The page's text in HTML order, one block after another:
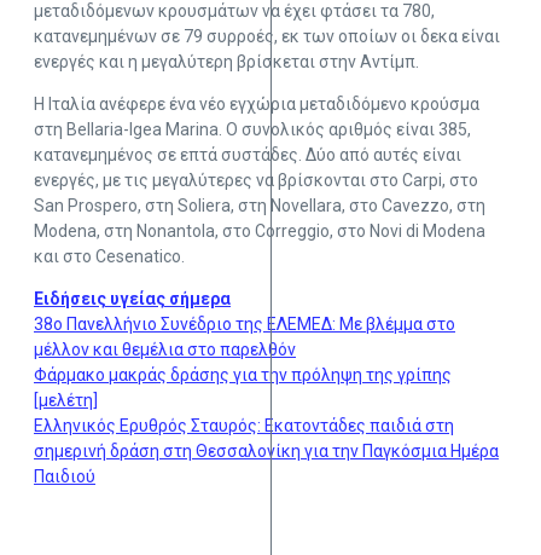
μεταδιδόμενων κρουσμάτων να έχει φτάσει τα 780,
κατανεμημένων σε 79 συρροές, εκ των οποίων οι δεκα είναι
ενεργές και η μεγαλύτερη βρίσκεται στην Αντίμπ.
Η Ιταλία ανέφερε ένα νέο εγχώρια μεταδιδόμενο κρούσμα
στη Bellaria-Igea Marina. Ο συνολικός αριθμός είναι 385,
κατανεμημένος σε επτά συστάδες. Δύο από αυτές είναι
ενεργές, με τις μεγαλύτερες να βρίσκονται στο Carpi, στο
San Prospero, στη Soliera, στη Novellara, στο Cavezzo, στη
Modena, στη Nonantola, στο Correggio, στο Novi di Modena
και στο Cesenatico.
Ειδήσεις υγείας σήμερα
38ο Πανελλήνιο Συνέδριο της ΕΛΕΜΕΔ: Με βλέμμα στο
μέλλον και θεμέλια στο παρελθόν
Φάρμακο μακράς δράσης για την πρόληψη της γρίπης
[μελέτη]
Ελληνικός Ερυθρός Σταυρός: Εκατοντάδες παιδιά στη
σημερινή δράση στη Θεσσαλονίκη για την Παγκόσμια Ημέρα
Παιδιού